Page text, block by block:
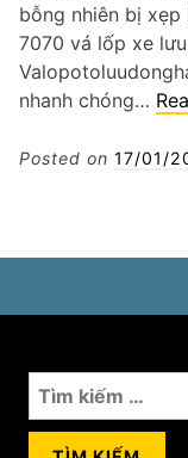
bỗng nhiên bị
7070 vá lốp xe
nhanh chóng…
Posted on 17/01/
Tìm
kiếm
cho: